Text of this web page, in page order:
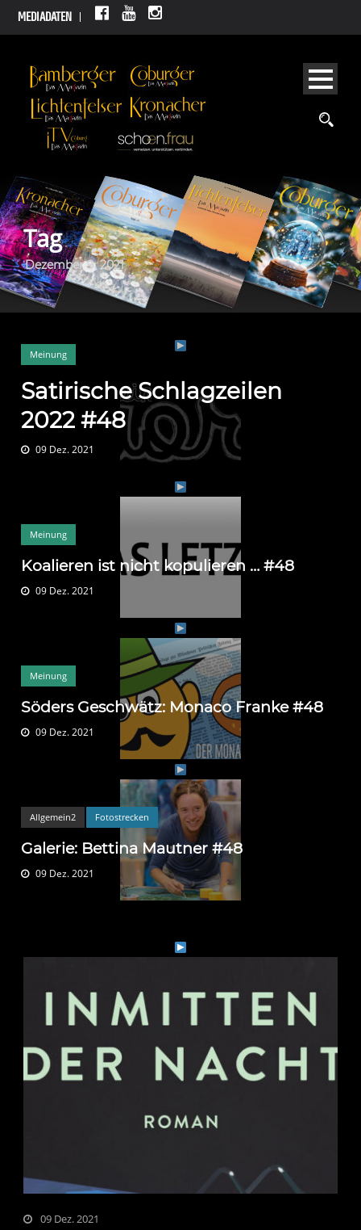
MEDIADATEN
Tag
Dezember 9, 2021
Meinung
Satirische Schlagzeilen
2022 #48
09 Dez. 2021
Meinung
Koalieren ist nicht kopulieren … #48
09 Dez. 2021
Meinung
Söders Geschwätz: Monaco Franke #48
09 Dez. 2021
Allgemein2 Fotostrecken
Galerie: Bettina Mautner #48
09 Dez. 2021
09 Dez. 2021